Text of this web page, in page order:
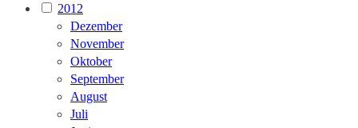
2012
Dezember
November
Oktober
September
August
Juli